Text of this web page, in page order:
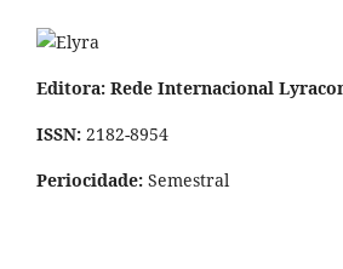
Editora: Rede Internacional
ISSN: 2182-8954
Periocidade: Semestral